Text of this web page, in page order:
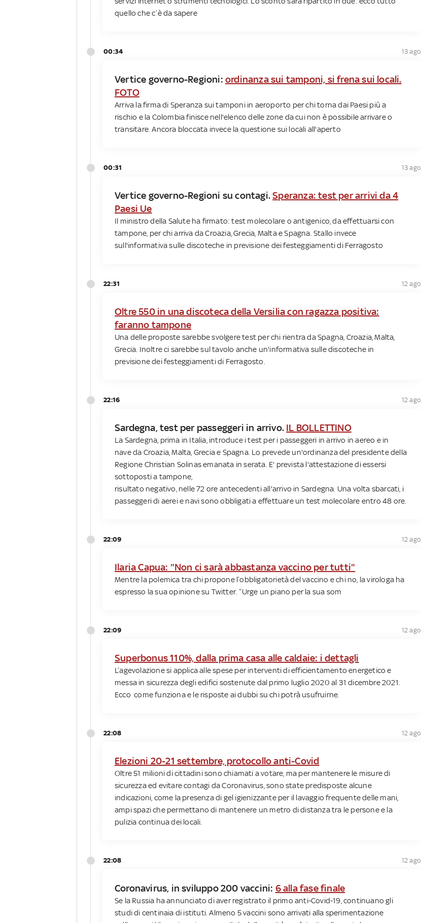
quello che c’è da sapere
00:34 13 ago
Vertice governo-Regioni: ordinanza sui tamponi, si frena sui locali.
FOTO
Arriva la firma di Speranza sui tamponi in aeroporto per chi torna dai Paesi più a
rischio e la Colombia finisce nell'elenco delle zone da cui non è possibile arrivare o
transitare. Ancora bloccata invece la questione sui locali all'aperto
00:31 13 ago
Vertice governo-Regioni su contagi.Speranza: test per arrivi da 4
Paesi Ue
Il ministro della Salute ha firmato: test molecolare o antigenico, da effettuarsi con
tampone, per chi arriva da Croazia, Grecia, Malta e Spagna. Stallo invece
sull'informativa sulle discoteche in previsione dei festeggiamenti di Ferragosto
22:31 12 ago
Oltre 550 in una discoteca della Versilia con ragazza positiva:
faranno tampone
Una delle proposte sarebbe svolgere test per chi rientra da Spagna, Croazia, Malta,
Grecia. Inoltre ci sarebbe sul tavolo anche un'informativa sulle discoteche in
previsione dei festeggiamenti di Ferragosto.
22:16 12 ago
Sardegna, test per passeggeri in arrivo. IL BOLLETTINO
La Sardegna, prima in Italia, introduce i test per i passeggeri in arrivo in aereo e in
nave da Croazia, Malta, Grecia e Spagna. Lo prevede un'ordinanza del presidente della
Regione Christian Solinas emanata in serata. E' prevista l'attestazione di essersi
sottoposti a tampone,
risultato negativo, nelle 72 ore antecedenti all'arrivo in Sardegna. Una volta sbarcati, i
passeggeri di aerei e navi sono obbligati a effettuare un test molecolare entro 48 ore.
22:09 12 ago
Ilaria Capua: "Non ci sarà abbastanza vaccino per tutti"
Mentre la polemica tra chi propone l’obbligatorietà del vaccino e chi no, la virologa ha
espresso la sua opinione su Twitter. “Urge un piano per la sua som
22:09 12 ago
Superbonus 110%, dalla prima casa alle caldaie: i dettagli
L’agevolazione si applica alle spese per interventi di efficientamento energetico e
messa in sicurezza degli edifici sostenute dal primo luglio 2020 al 31 dicembre 2021.
Ecco come funziona e le risposte ai dubbi su chi potrà usufruirne.
22:08 12 ago
Elezioni 20-21 settembre, protocollo anti-Covid
Oltre 51 milioni di cittadini sono chiamati a votare, ma per mantenere le misure di
sicurezza ed evitare contagi da Coronavirus, sono state predisposte alcune
indicazioni, come la presenza di gel igienizzante per il lavaggio frequente delle mani,
ampi spazi che permettano di mantenere un metro di distanza tra le persone e la
pulizia continua dei locali.
22:08 12 ago
Coronavirus, in sviluppo 200 vaccini: 6 alla fase finale
Se la Russia ha annunciato di aver registrato il primo anti-Covid-19, continuano gli
studi di centinaia di istituti. Almeno 5 vaccini sono arrivati alla sperimentazione